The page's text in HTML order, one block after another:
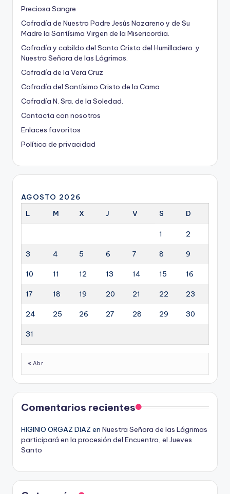
Preciosa Sangre
Cofradía de Nuestro Padre Jesús Nazareno y de Su
Madre la Santísima Virgen de la Misericordia.
Cofradía y cabildo del Santo Cristo del Humilladero y
Nuestra Señora de las Lágrimas.
Cofradía de la Vera Cruz
Cofradía del Santísimo Cristo de la Cama
Cofradía N. Sra. de la Soledad.
Contacta con nosotros
Enlaces favoritos
Política de privacidad
AGOSTO 2026
L
M X J V S D
1 2
3 4 5 6 7 8 9
10 11 12 13 14 15 16
17 18 19 20 21 22 23
24 25 26 27 28 29 30
31
« Abr
Comentarios recientes
HIGINIO ORGAZ DIAZ en Nuestra Señora de las Lágrimas
participará en la procesión del Encuentro, el Jueves
Santo